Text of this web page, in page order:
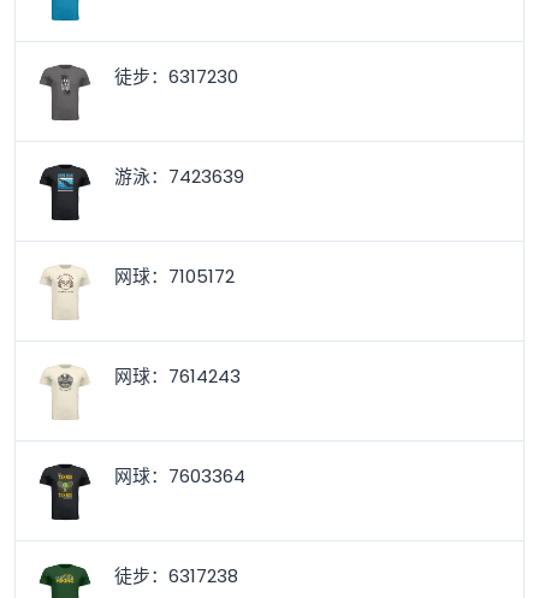
徒步：6317230
游泳：7423639
网球：7105172
网球：7614243
网球：7603364
徒步：6317238